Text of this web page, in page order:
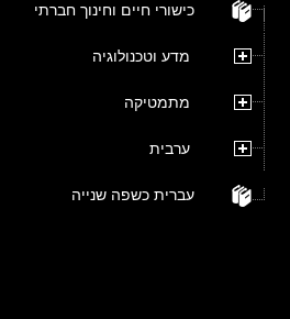
כישורי חיים וחינוך חברתי
מדע וטכנולוגיה
מתמטיקה
ערבית
עברית כשפה שנייה